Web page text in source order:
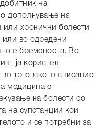
на
дополнување на
или хронични болести
или во одредени
е бременоста. Во
ја користел
трговското списание
медицина е
на болести со
на супстанции кои
и се потребни за